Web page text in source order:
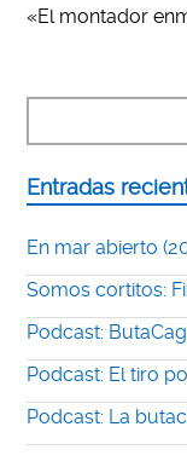
«El montador
Entradas
En mar abierto
Somos cortitos:
Podcast:
Podcast: El tiro
Podcast: La